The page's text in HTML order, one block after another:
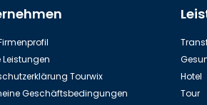
Leistungen
Tourwix
Geschäftsbedingungen
Hotel
Tour